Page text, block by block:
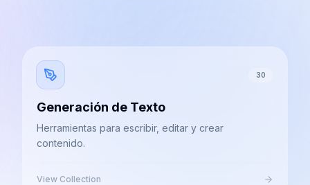
30
Generación de Texto
Herramientas para escribir, editar y crear
contenido.
View Collection